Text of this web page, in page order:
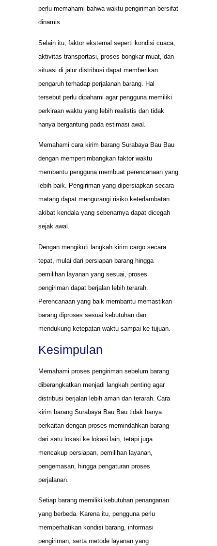
perlu memahami bahwa waktu pengiriman bersifat
dinamis.
Selain itu, faktor eksternal seperti kondisi cuaca,
aktivitas transportasi, proses bongkar muat, dan
situasi di jalur distribusi dapat memberikan
pengaruh terhadap perjalanan barang. Hal
tersebut perlu dipahami agar pengguna memiliki
perkiraan waktu yang lebih realistis dan tidak
hanya bergantung pada estimasi awal.
Memahami cara kirim barang Surabaya Bau Bau
dengan mempertimbangkan faktor waktu
membantu pengguna membuat perencanaan yang
lebih baik. Pengiriman yang dipersiapkan secara
matang dapat mengurangi risiko keterlambatan
akibat kendala yang sebenarnya dapat dicegah
sejak awal.
Dengan mengikuti langkah kirim cargo secara
tepat, mulai dari persiapan barang hingga
pemilihan layanan yang sesuai, proses
pengiriman dapat berjalan lebih terarah.
Perencanaan yang baik membantu memastikan
barang diproses sesuai kebutuhan dan
mendukung ketepatan waktu sampai ke tujuan.
Kesimpulan
Memahami proses pengiriman sebelum barang
diberangkatkan menjadi langkah penting agar
distribusi berjalan lebih aman dan terarah. Cara
kirim barang Surabaya Bau Bau tidak hanya
berkaitan dengan proses memindahkan barang
dari satu lokasi ke lokasi lain, tetapi juga
mencakup persiapan, pemilihan layanan,
pengemasan, hingga pengaturan proses
perjalanan.
Setiap barang memiliki kebutuhan penanganan
yang berbeda. Karena itu, pengguna perlu
memperhatikan kondisi barang, informasi
pengiriman, serta metode layanan yang